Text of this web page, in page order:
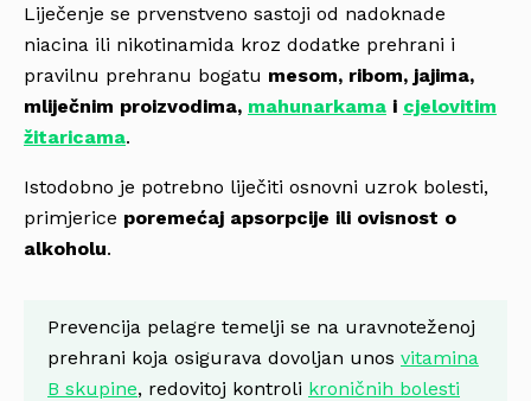
Liječenje se prvenstveno sastoji od nadoknade
niacina ili nikotinamida kroz dodatke prehrani i
pravilnu prehranu bogatu mesom, ribom, jajima,
mliječnim proizvodima, mahunarkama i cjelovitim
žitaricama.
Istodobno je potrebno liječiti osnovni uzrok bolesti,
primjerice poremećaj apsorpcije ili ovisnost o
alkoholu.
Prevencija pelagre temelji se na uravnoteženoj
prehrani koja osigurava dovoljan unos vitamina
B skupine, redovitoj kontroli kroničnih bolesti